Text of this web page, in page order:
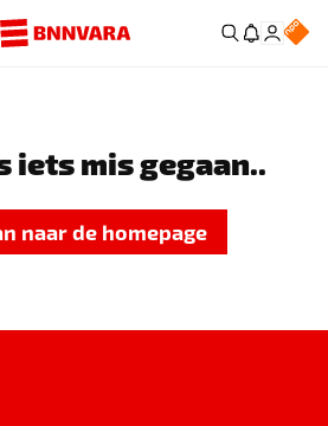
iets mis gegaan..
naar de homepage